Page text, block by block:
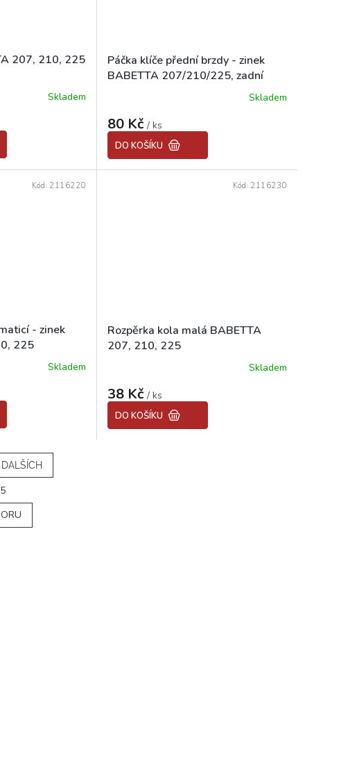
207, 210, 225
Skladem
Páčka klíče přední brzdy - zinek
BABETTA 207/210/225, zadní
Skladem
80 Kč / ks
DO KOŠÍKU
- zinek
225
Skladem
Kód: 2116220
Rozpěrka kola malá BABETTA
207, 210, 225
Skladem
38 Kč / ks
DO KOŠÍKU
Kód: 2116230
5